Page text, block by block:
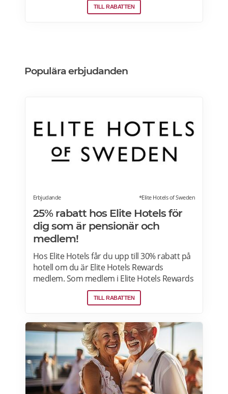
transferbuss som endast tar 10 minuter
TILL RABATTEN
Populära erbjudanden
Erbjudande *Elite Hotels of Sweden
25% rabatt hos Elite Hotels för
dig som är pensionär och
medlem!
Hos Elite Hotels får du upp till 30% rabatt på
hotell om du är Elite Hotels Rewards
medlem. Som medlem i Elite Hotels Rewards
får du tillgång till unika förmåner och
erbjudanden. Du kan samla poäng till
mer om pensionärsrabatter och
erbjudanden på Elite Hotels of Sweden här.
TILL RABATTEN